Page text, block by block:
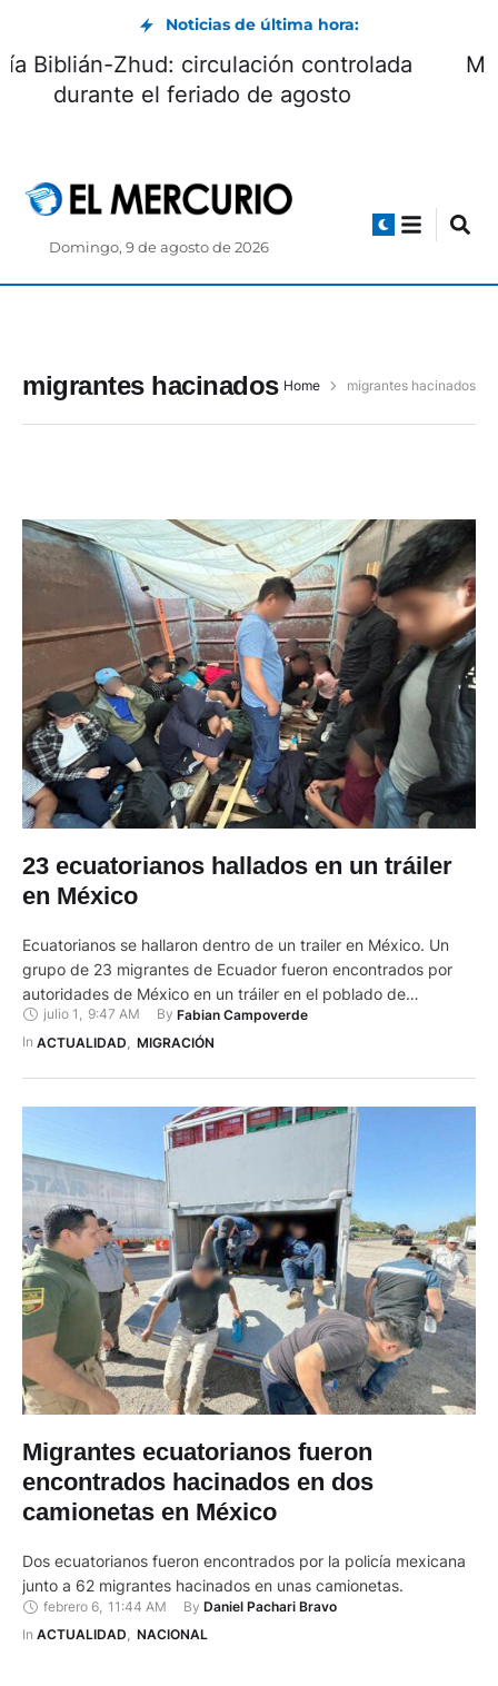
Noticias de última hora:
Vía Biblián-Zhud: circulación controlada
durante el feriado de agosto
Domingo, 9 de agosto de 2026
migrantes hacinados Home migrantes hacinados
23 ecuatorianos hallados en un tráiler
en México
Ecuatorianos se hallaron dentro de un trailer en México. Un
grupo de 23 migrantes de Ecuador fueron encontrados por
autoridades de México en un tráiler en el poblado de
Samalayacu, en una zona desértica del norte de Chihuahua.
En el vehículo de carga también iban otros 40 extranjeros,
julio 1 , 9:47 AM By Fabian Campoverde
In ACTUALIDAD MIGRACIÓN
Migrantes ecuatorianos fueron
encontrados hacinados en dos
camionetas en México
Dos ecuatorianos fueron encontrados por la policía mexicana
junto a 62 migrantes hacinados en unas camionetas.
febrero 6 11:44 AM By Daniel Pachari Bravo
In ACTUALIDAD, NACIONAL